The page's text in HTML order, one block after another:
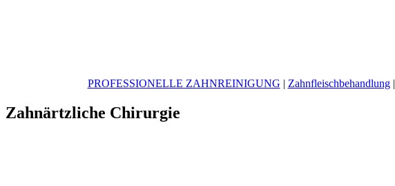
PROFESSIONELLE ZAHNREINIGUNG | Zahnfleischbehandlung|
Zahnärtzliche Chirurgie